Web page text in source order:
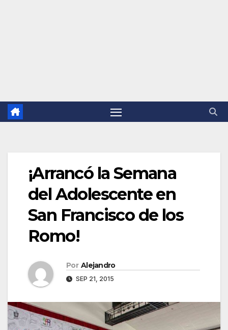
¡Arrancó la Semana
del Adolescente en
San Francisco de los
Romo!
Por Alejandro
SEP 21, 2015